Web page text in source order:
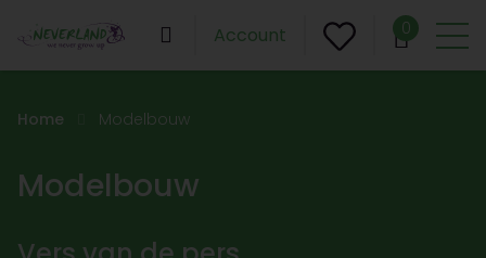
Account 0
Home Modelbouw
Modelbouw